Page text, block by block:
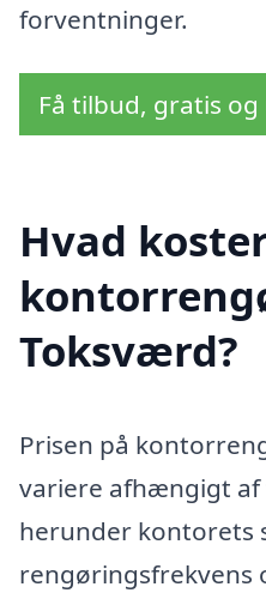
forventninger.
Få tilbud, gratis
Hvad
Toksværd?
Prisen på
variere afhængigt af
herunder kontorets
rengøringsfrekvens